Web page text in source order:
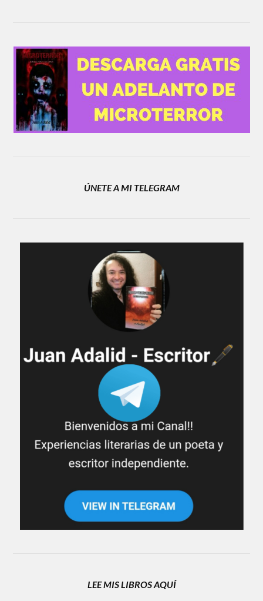
ÚNETE A MI TELEGRAM
LEE MIS LIBROS AQUÍ